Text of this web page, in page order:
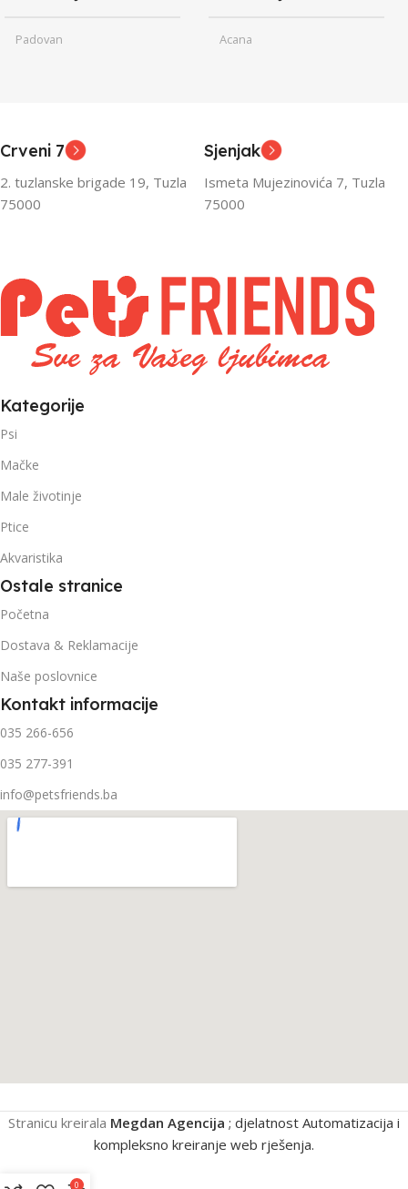
Padovan
FILTRIRAJ PO TEŽINI
1kg – 3kg
Acana
FILTRIRAJ PO TEŽINI
Crveni 7
2. tuzlanske brigade 19, Tuzla
75000
Sjenjak
Ismeta Mujezinovića 7, Tuzla
75000
Kategorije
Psi
Mačke
Male životinje
Ptice
Akvaristika
Ostale stranice
Početna
Dostava & Reklamacije
Naše poslovnice
Kontakt informacije
035 266-656
035 277-391
info@petsfriends.ba
Stranicu kreirala Megdan Agencija ; djelatnost Automatizacija i
kompleksno kreiranje web rješenja.
0